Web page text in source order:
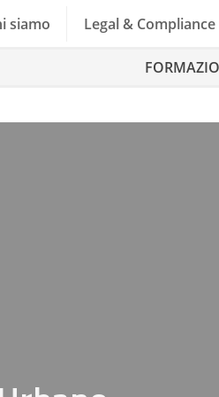
siamo Legal & Compliance